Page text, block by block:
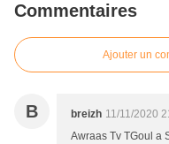
Commentaires
Ajouter un
B breizh 11/11/2020
Awraas Tv TGoul a